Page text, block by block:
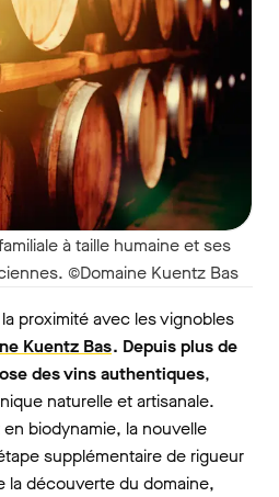
à taille humaine et ses
©Domaine Kuentz Bas
proximité avec les vignobles
Kuentz Bas. Depuis plus de
des vins authentiques,
naturelle et artisanale.
biodynamie, la nouvelle
supplémentaire de rigueur
la découverte du domaine,